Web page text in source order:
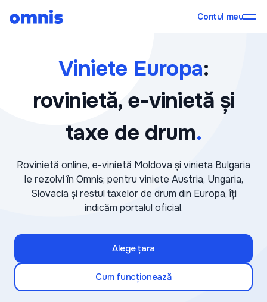
Contul meu
Viniete Europa:
rovinietă, e-vinietă și
taxe de drum.
Rovinietă online, e-vinietă Moldova și vinieta Bulgaria
le rezolvi în Omnis; pentru viniete Austria, Ungaria,
Slovacia și restul taxelor de drum din Europa, îți
indicăm portalul oficial.
Alege țara
Cum funcționează